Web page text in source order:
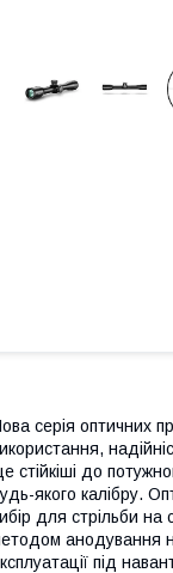
серія оптичних
стійкіші до
якого калібру.
для стрільби на
анодування
під